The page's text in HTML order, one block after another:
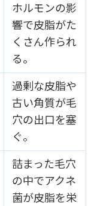
ホルモンの影
響で皮脂がた
くさん作られ
る。
過剰な皮脂や
古い角質が毛
穴の出口を塞
ぐ。
詰まった毛穴
の中でアクネ
菌が皮脂を栄